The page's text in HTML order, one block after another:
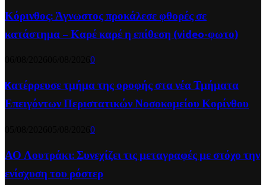
Κόρινθος: Άγνωστος προκάλεσε φθορές σε
κατάστημα – Καρέ καρέ η επίθεση (video-φωτο)
0
Kατέρρευσε τμήμα της οροφής στα νέα Τμήματα
Επειγόντων Περιστατικών Νοσοκομείου Κορίνθου
0
ΑΟ Λουτράκι: Συνεχίζει τις μεταγραφές με στόχο την
ενίσχυση του ρόστερ